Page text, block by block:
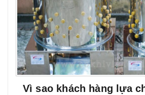
Vì sao khách hàng lựa